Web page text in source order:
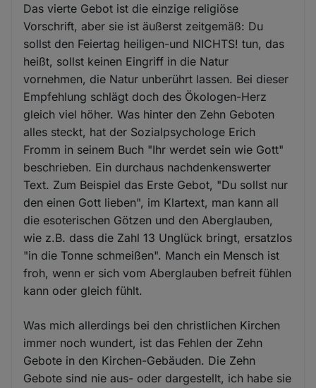
Das vierte Gebot ist die einzige religiöse
Vorschrift, aber sie ist äußerst zeitgemäß: Du
sollst den Feiertag heiligen-und NICHTS! tun, das
heißt, sollst keinen Eingriff in die Natur
vornehmen, die Natur unberührt lassen. Bei dieser
Empfehlung schlägt doch des Ökologen-Herz
gleich viel höher. Was hinter den Zehn Geboten
alles steckt, hat der Sozialpsychologe Erich
Fromm in seinem Buch "Ihr werdet sein wie Gott"
beschrieben. Ein durchaus nachdenkenswerter
Text. Zum Beispiel das Erste Gebot, "Du sollst nur
den einen Gott lieben", im Klartext, man kann all
die esoterischen Götzen und den Aberglauben,
wie z.B. dass die Zahl 13 Unglück bringt, ersatzlos
"in die Tonne schmeißen". Manch ein Mensch ist
froh, wenn er sich vom Aberglauben befreit fühlen
kann oder gleich fühlt.
Was mich allerdings bei den christlichen Kirchen
immer noch wundert, ist das Fehlen der Zehn
Gebote in den Kirchen-Gebäuden. Die Zehn
Gebote sind nie aus- oder dargestellt, ich habe sie